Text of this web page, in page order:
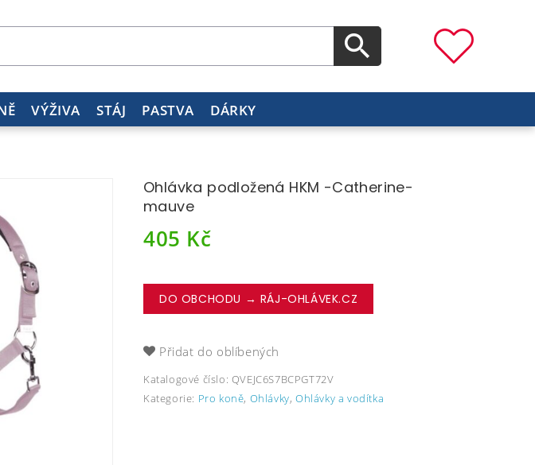
VÝŽIVA STÁJ PASTVA DÁRKY
Ohlávka podložená HKM -Catherine-
mauve
405 Kč
DO OBCHODU → RÁJ-OHLÁVEK.CZ
Přidat do oblíbených
Katalogové číslo: QVEJC6S7BCPGT72V
Kategorie: Pro koně, Ohlávky,Ohlávky a vodítka